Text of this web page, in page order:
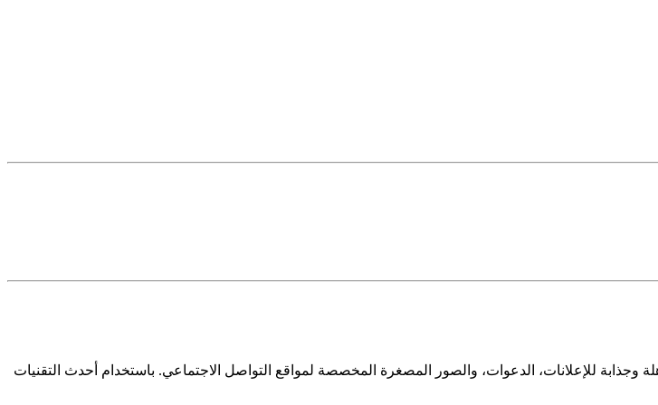
للإعلانات، الدعوات، والصور المصغرة المخصصة لمواقع التواصل الاجتماعي. باستخدام أحدث التقنيات